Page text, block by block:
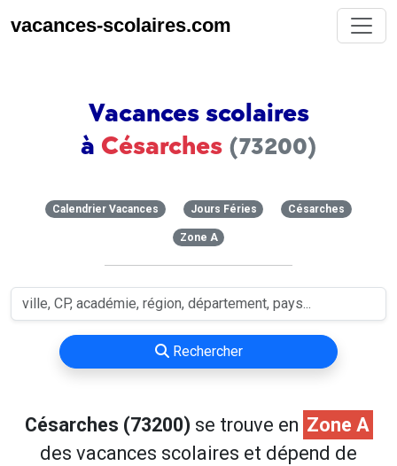
vacances-scolaires.com
Vacances scolaires
à Césarches (73200)
Calendrier Vacances Jours Féries Césarches
Zone A
Rechercher
Césarches (73200) se trouve en Zone A
des vacances scolaires et dépend de